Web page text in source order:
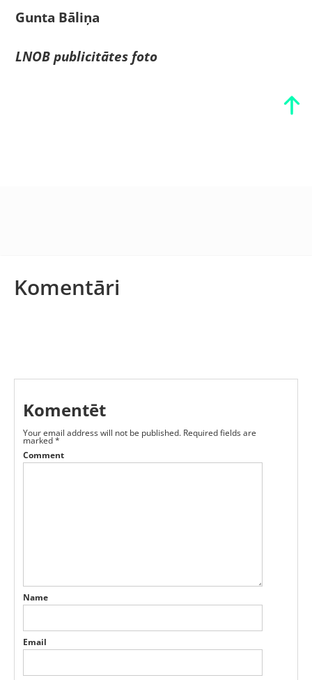
Gunta Bāliņa
LNOB publicitātes foto
Komentāri
Komentēt
Your email address will not be published. Required fields are
marked*
Comment
Name
Email